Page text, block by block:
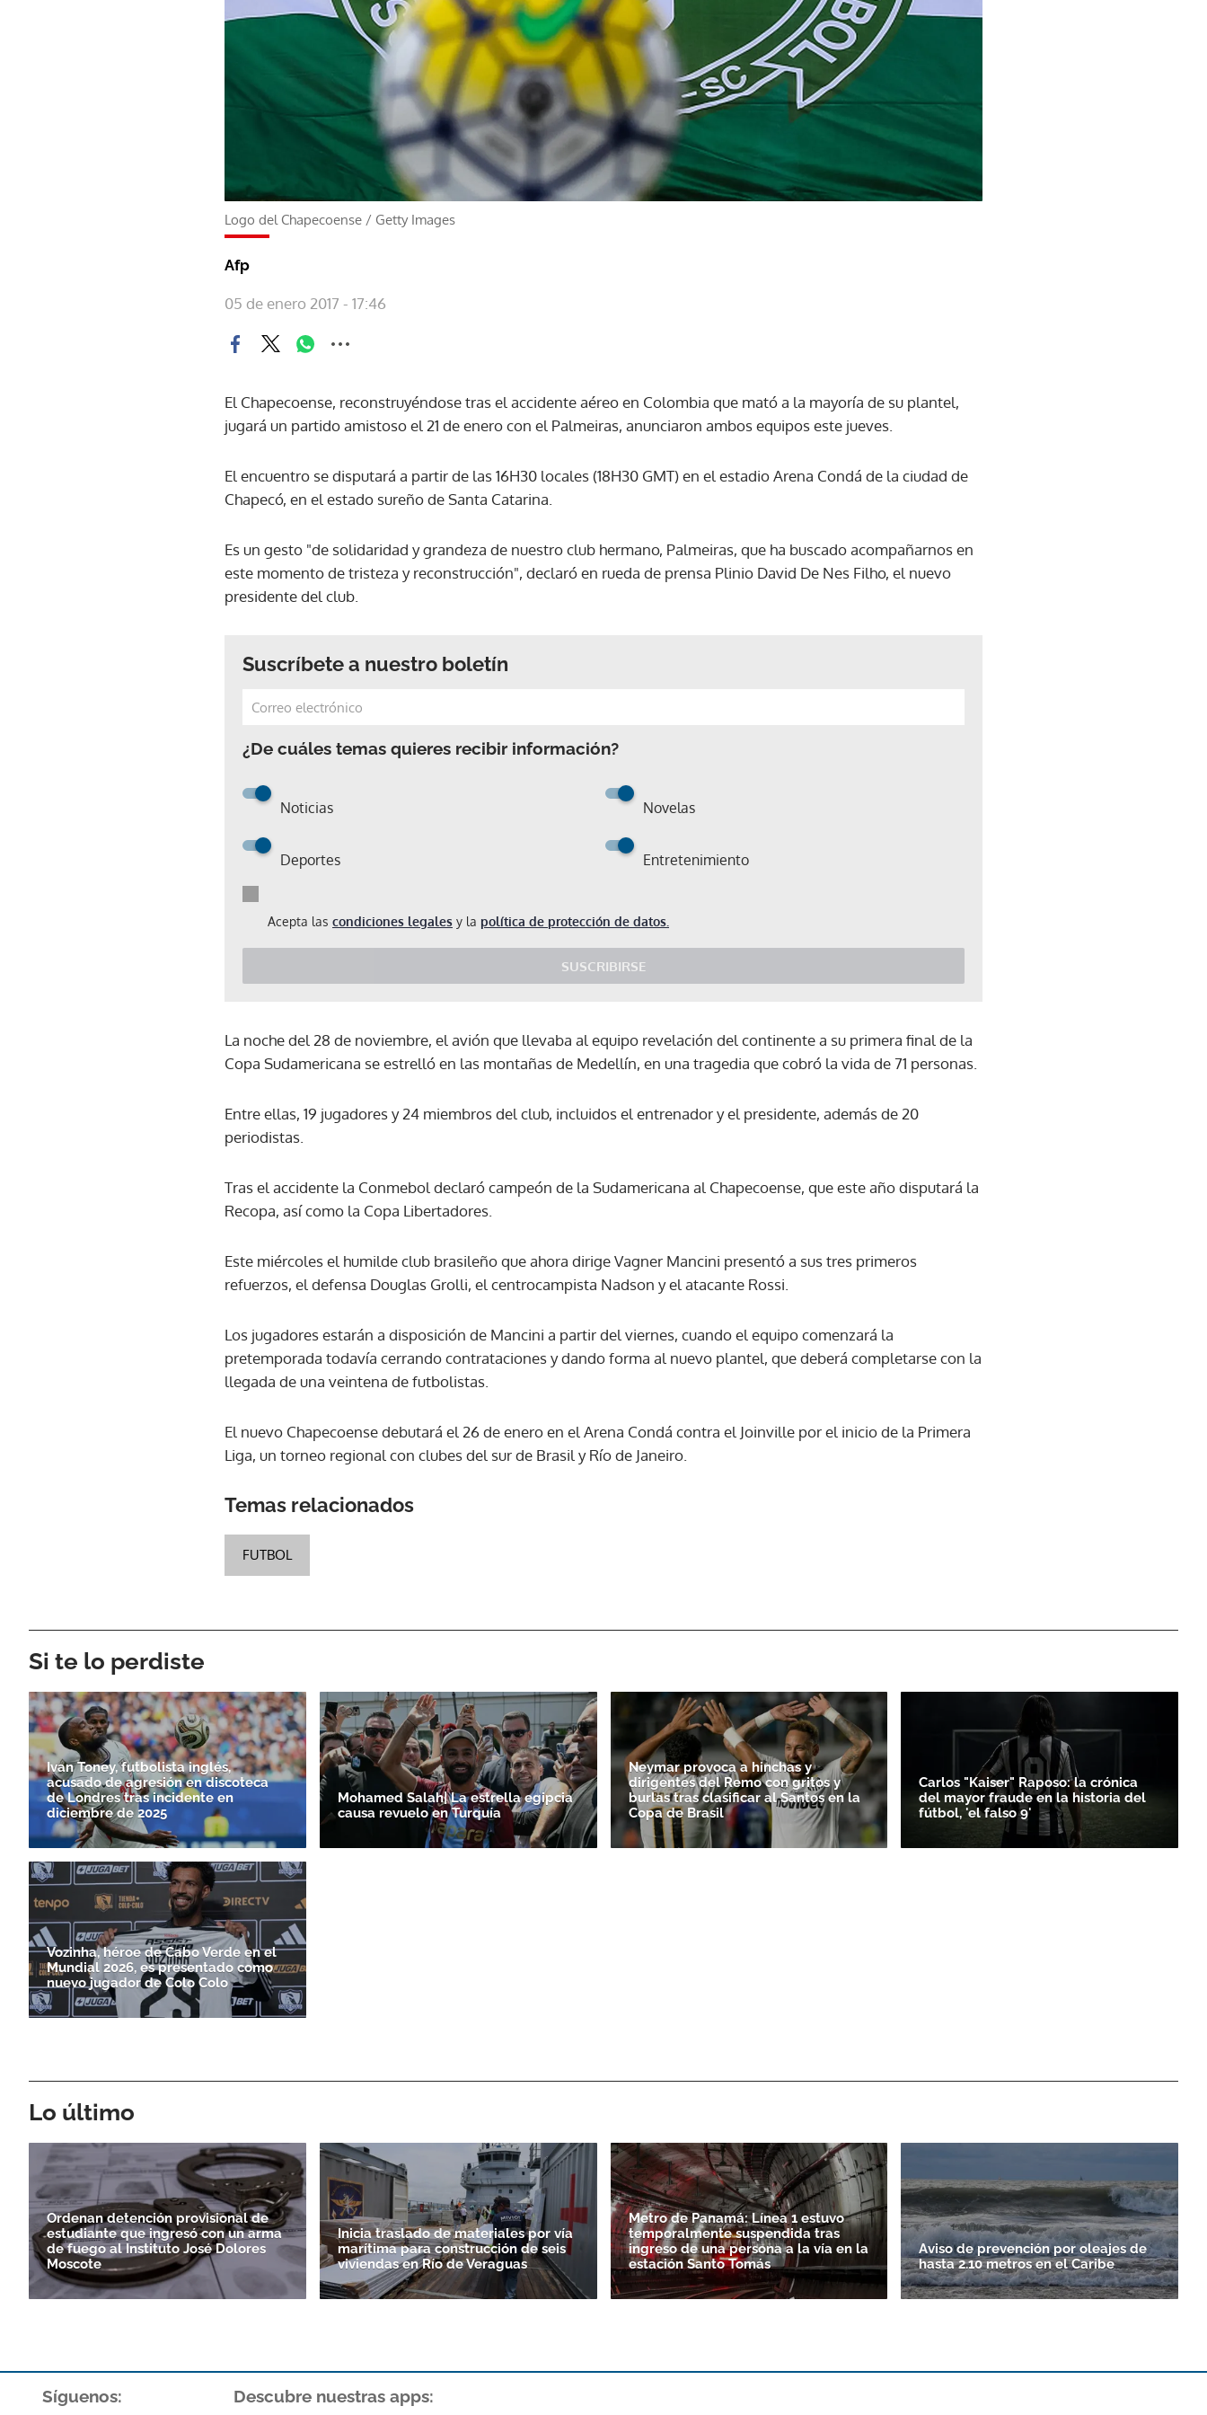
Logo del Chapecoense / Getty Images
Afp
05 de enero 2017 - 17:46
El Chapecoense, reconstruyéndose tras el accidente aéreo en Colombia que mató a la mayoría de su plantel,
jugará un partido amistoso el 21 de enero con el Palmeiras, anunciaron ambos equipos este jueves.
El encuentro se disputará a partir de las 16H30 locales (18H30 GMT) en el estadio Arena Condá de la ciudad de
Chapecó, en el estado sureño de Santa Catarina.
Es un gesto "de solidaridad y grandeza de nuestro club hermano, Palmeiras, que ha buscado acompañarnos en
este momento de tristeza y reconstrucción", declaró en rueda de prensa Plinio David De Nes Filho, el nuevo
presidente del club.
Suscríbete a nuestro boletín
¿De cuáles temas quieres recibir información?
Noticias Novelas
Deportes Entretenimiento
Acepta las condiciones legales y la política de protección de datos.
SUSCRIBIRSE
Gracias por suscribirte a nuestro boletín.
ACEPTAR
La noche del 28 de noviembre, el avión que llevaba al equipo revelación del continente a su primera final de la
Copa Sudamericana se estrelló en las montañas de Medellín, en una tragedia que cobró la vida de 71 personas.
Entre ellas, 19 jugadores y 24 miembros del club, incluidos el entrenador y el presidente, además de 20
periodistas.
Tras el accidente la Conmebol declaró campeón de la Sudamericana al Chapecoense, que este año disputará la
Recopa, así como la Copa Libertadores.
Este miércoles el humilde club brasileño que ahora dirige Vagner Mancini presentó a sus tres primeros
refuerzos, el defensa Douglas Grolli, el centrocampista Nadson y el atacante Rossi.
Los jugadores estarán a disposición de Mancini a partir del viernes, cuando el equipo comenzará la
pretemporada todavía cerrando contrataciones y dando forma al nuevo plantel, que deberá completarse con la
llegada de una veintena de futbolistas.
El nuevo Chapecoense debutará el 26 de enero en el Arena Condá contra el Joinville por el inicio de la Primera
Liga, un torneo regional con clubes del sur de Brasil y Río de Janeiro.
Temas relacionados
FUTBOL
Si te lo perdiste
Ivan Toney, futbolista inglés,
acusado de agresión en discoteca
de Londres tras incidente en
diciembre de 2025
Mohamed Salah| La estrella egipcia
causa revuelo en Turquía
Neymar provoca a hinchas y
dirigentes del Remo con gritos y
burlas tras clasificar al Santos en la
Copa de Brasil
Carlos "Kaiser" Raposo: la crónica
del mayor fraude en la historia del
fútbol, 'el falso 9'
Vozinha, héroe de Cabo Verde en el
Mundial 2026, es presentado como
nuevo jugador de Colo Colo
Lo último
Ordenan detención provisional de
estudiante que ingresó con un arma
de fuego al Instituto José Dolores
Moscote
Inicia traslado de materiales por vía
marítima para construcción de seis
viviendas en Río de Veraguas
Metro de Panamá: Línea 1 estuvo
temporalmente suspendida tras
ingreso de una persona a la vía en la
estación Santo Tomás
Aviso de prevención por oleajes de
hasta 2.10 metros en el Caribe
Síguenos: Descubre nuestras apps: